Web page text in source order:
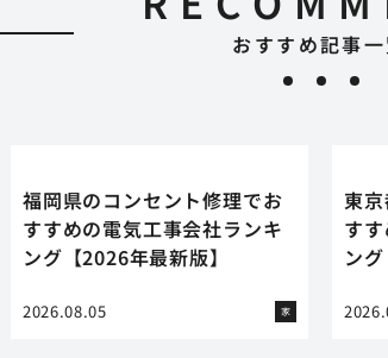
おすすめ記事
福岡県のコンセント修理でお
すすめの電気工事会社ランキ
ング【2026年最新版】
2026.08.05 家
東
す
ン